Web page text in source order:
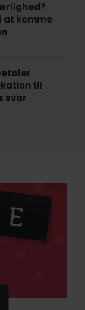
at komme
til
svar